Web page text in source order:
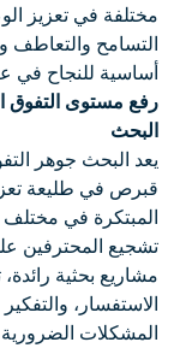
مختلفة في تعزيز
التسامح
أساسية للنجاح في
رفع مستوى التفوق
البحث
يعد البحث جوهر
قبرص في طليعة
المبتكرة في
تشجيع المحترفين
مشاريع بحثية
الاستفسار،
المشكلات الضرورية